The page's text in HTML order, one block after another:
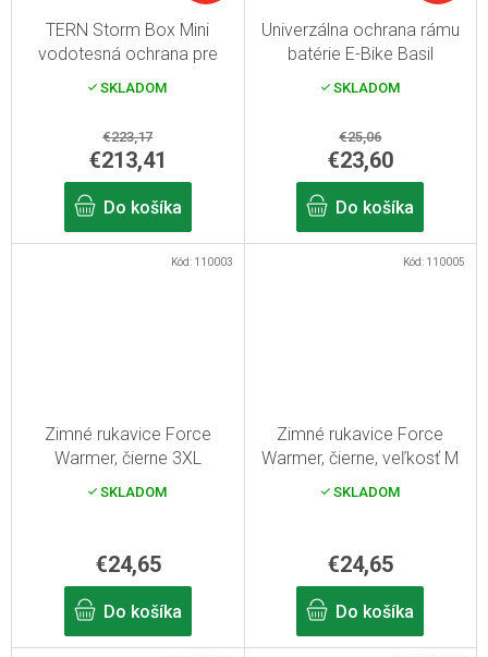
TERN Storm Box Mini
vodotesná ochrana pre
SKLADOM
€223,17
€213,41
Do košíka
Univerzálna ochrana rámu
batérie E-Bike Basil
SKLADOM
€25,06
€23,60
Do košíka
Zimné rukavice Force
Warmer, čierne 3XL
SKLADOM
€24,65
Do košíka
Kód: 110003
Zimné rukavice Force
Warmer, čierne, veľkosť M
SKLADOM
€24,65
Do košíka
Kód: 110005